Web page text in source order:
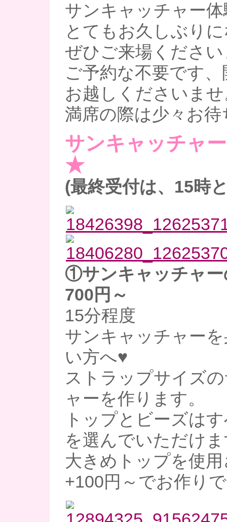
サンキャッチャー
とてもお久しぶり
ぜひご来場くださ
ご予約な不要です
お越しくださいま
満席の際は少々お
サンキャッチャ
★
(最終受付は、15時
①サンキャッチャー
700円～
15分程度
サンキャッチャー
い方へ♥
ストラップサイズ
ャーを作ります。
トップとビーズは
を選んでいただけ
大きめトップを使
+100円～でお作り